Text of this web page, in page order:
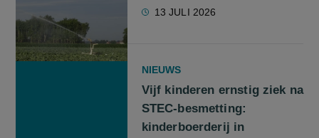
13 JULI 2026
NIEUWS
Vijf kinderen ernstig ziek na
STEC-besmetting:
kinderboerderij in